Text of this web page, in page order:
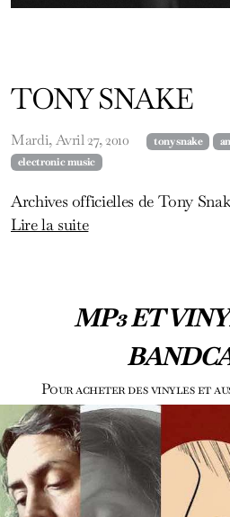
TONY SNAKE
Mardi, Avril 27, 2010 tony snake
electronic music
Archives officielles de Tony
Lire la suite
MP3 ET
Pour acheter des vinyles et